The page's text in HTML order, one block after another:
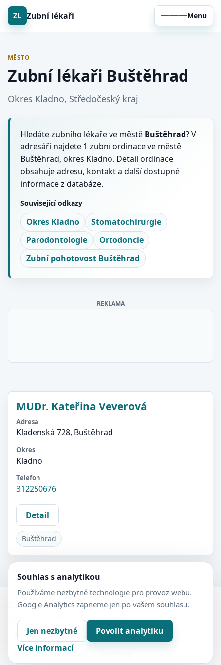
ZL Zubní lékaři Menu
MĚSTO
Zubní lékaři Buštěhrad
Okres Kladno, Středočeský kraj
Hledáte zubního lékaře ve městě Buštěhrad? V
adresáři najdete 1 zubní ordinace ve městě
Buštěhrad, okres Kladno. Detail ordinace
obsahuje adresu, kontakt a další dostupné
informace z databáze.
Související odkazy
Okres Kladno
Stomatochirurgie
Parodontologie
Ortodoncie
Zubní pohotovost Buštěhrad
REKLAMA
MUDr. Kateřina Veverová
Adresa
Kladenská 728, Buštěhrad
Okres
Kladno
Telefon
312250676
Detail
Buštěhrad
Zubní-lékaři.cz
Veřejný adresář zubních ordinací.
Kontakt
Nastavení soukromí
Ochrana soukromí
Souhlas s analytikou
Používáme nezbytné technologie pro provoz webu.
Google Analytics zapneme jen po vašem souhlasu.
Jen nezbytné
Povolit analytiku
Více informací